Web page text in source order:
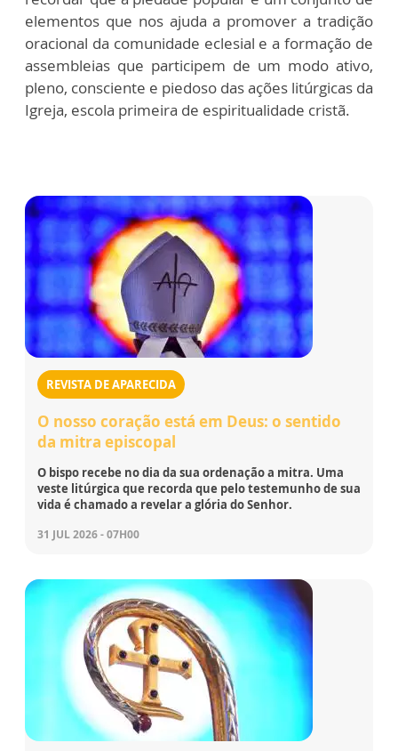
elementos que nos ajuda a promover a tradição
oracional da comunidade eclesial e a formação de
assembleias que participem de um modo ativo,
pleno, consciente e piedoso das ações litúrgicas da
Igreja, escola primeira de espiritualidade cristã.
REVISTA DE APARECIDA
O nosso coração está em Deus: o sentido
da mitra episcopal
O bispo recebe no dia da sua ordenação a mitra. Uma
veste litúrgica que recorda que pelo testemunho de sua
vida é chamado a revelar a glória do Senhor.
31 JUL 2026 - 07H00